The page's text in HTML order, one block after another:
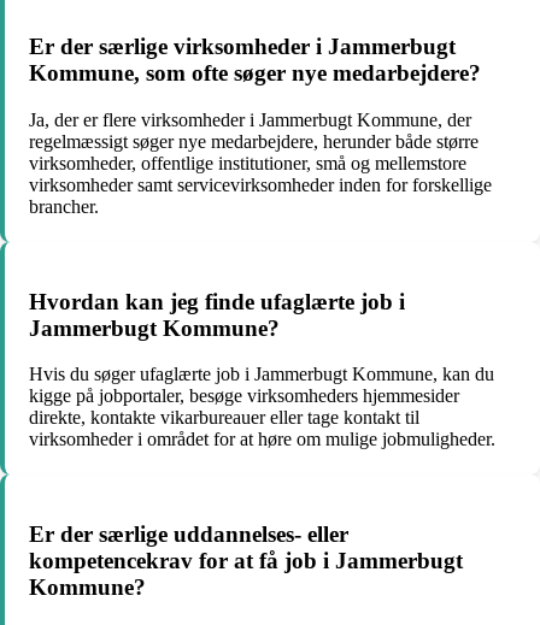
Er der særlige virksomheder i Jammerbugt
Kommune, som ofte søger nye medarbejdere?
Ja, der er flere virksomheder i Jammerbugt Kommune, der
regelmæssigt søger nye medarbejdere, herunder både større
virksomheder, offentlige institutioner, små og mellemstore
virksomheder samt servicevirksomheder inden for forskellige
brancher.
Hvordan kan jeg finde ufaglærte job i
Jammerbugt Kommune?
Hvis du søger ufaglærte job i Jammerbugt Kommune, kan du
kigge på jobportaler, besøge virksomheders hjemmesider
direkte, kontakte vikarbureauer eller tage kontakt til
virksomheder i området for at høre om mulige jobmuligheder.
Er der særlige uddannelses- eller
kompetencekrav for at få job i Jammerbugt
Kommune?